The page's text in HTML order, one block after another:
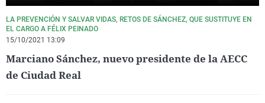
LA PREVENCIÓN Y SALVAR VIDAS, RETOS DE SÁNCHEZ, QUE SUSTITUYE EN
EL CARGO A FÉLIX PEINADO
15/10/2021 13:09
Marciano Sánchez, nuevo presidente de la AECC
de Ciudad Real